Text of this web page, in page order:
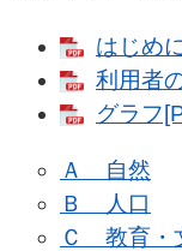
はじめ
利用者
グラフ
Ａ 自然
Ｂ 人口
Ｃ 教育・